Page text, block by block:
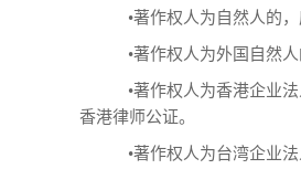
•著作权人为自然人的，
•著作权人为外国自然人
•著作权人为香港企业
香港律师公证。
•著作权人为台湾企业